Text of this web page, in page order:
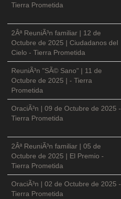
Tierra Prometida
2Âª ReuniÃ³n familiar | 12 de
Octubre de 2025 | Ciudadanos del
Cielo - Tierra Prometida
ReuniÃ³n "SÃ© Sano" | 11 de
Octubre de 2025 | - Tierra
Prometida
OraciÃ³n | 09 de Octubre de 2025 -
Tierra Prometida
2Âª ReuniÃ³n familiar | 05 de
Octubre de 2025 | El Premio -
Tierra Prometida
OraciÃ³n | 02 de Octubre de 2025 -
Tierra Prometida